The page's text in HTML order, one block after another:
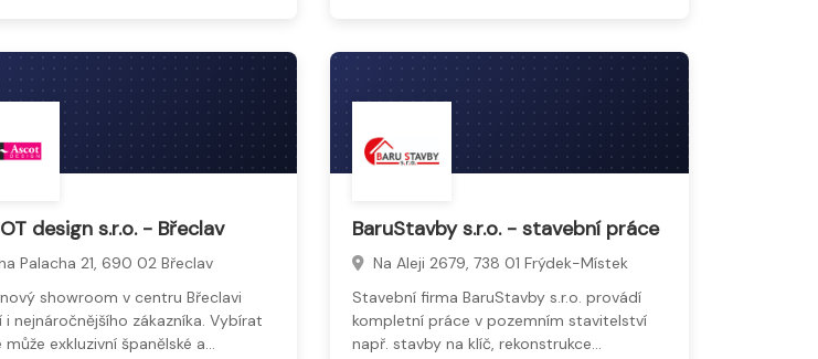
design s.r.o. - Břeclav
Palacha 21, 690 02 Břeclav
showroom v centru Břeclavi
i nejnáročnějšího zákazníka. Vybírat
může exkluzivní španělské a…
BaruStavby s.r.o. - stavební práce
Na Aleji 2679, 738 01 Frýdek-Místek
Stavební firma BaruStavby s.r.o. provádí
kompletní práce v pozemním stavitelství
např. stavby na klíč, rekonstrukce…